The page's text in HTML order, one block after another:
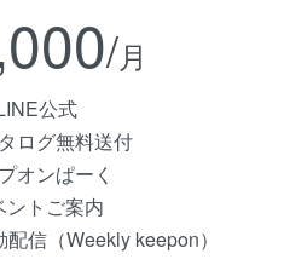
/月
公式
ログ無料送付
オンぱーく
ントご案内
信（Weekly keepon）